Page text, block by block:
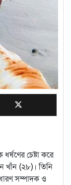
ধর্ষণের চেষ্টা করে
খাঁন (২৮)। তিনি
সম্পাদক ও